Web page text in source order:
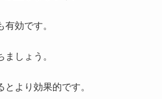
有効です。
ましょう。
より効果的です。